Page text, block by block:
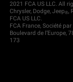
2021 FCA US LLC. All
Chrysler, Dodge, Jeep®,
FCA US LLC.
FCA France, Société
Boulevard de l’Europe,
173